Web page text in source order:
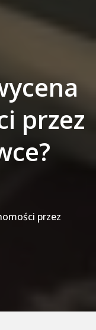
przez
przez